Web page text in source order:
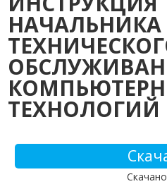
НАЧАЛЬНИКА
ТЕХНОЛОГИЙ